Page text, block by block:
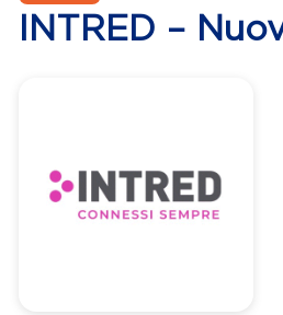
INTRED –